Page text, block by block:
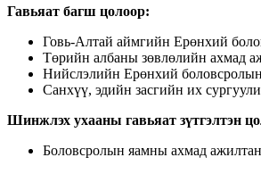
Гавьяат багш цолоор:
Говь-Алтай аймгийн Ерөнхий
Төрийн албаны зөвлөлийн ахмад
Нийслэлийн Ерөнхий
Санхүү, эдийн засгийн их
Шинжлэх ухааны гавьяат зүтгэлтэн
Боловсролын яамны ахмад